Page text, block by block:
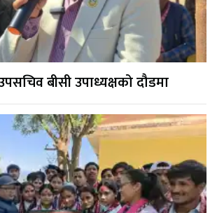
बीसी उपाध्यक्षको दौडमा